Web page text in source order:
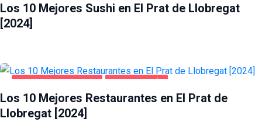
Los 10 Mejores Sushi en El Prat de Llobregat
[2024]
Los 10 Mejores Restaurantes en El Prat de
Llobregat [2024]